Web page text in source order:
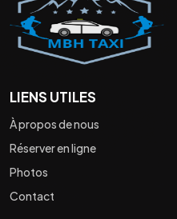
LIENS UTILES
À propos de nous
Réserver en ligne
Photos
Contact